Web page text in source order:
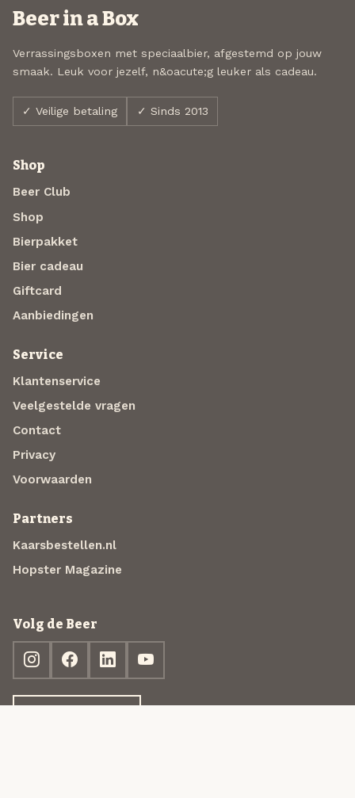
Beer in a Box
Verrassingsboxen met speciaalbier, afgestemd op jouw
smaak. Leuk voor jezelf, n&oacute;g leuker als cadeau.
✓ Veilige betaling ✓ Sinds 2013
Shop
Beer Club
Shop
Bierpakket
Bier cadeau
Giftcard
Aanbiedingen
Service
Klantenservice
Veelgestelde vragen
Contact
Privacy
Voorwaarden
Partners
Kaarsbestellen.nl
Hopster Magazine
Volg de Beer